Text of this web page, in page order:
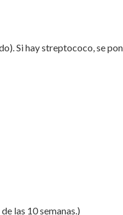
Si hay streptococo, se
las 10 semanas.)